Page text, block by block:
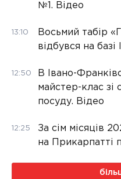
№1. Відео
13:10
Восьмий табір
відбувся на
12:50
В Івано-
майстер-клас зі
посуду. Відео
12:25
За сім місяців
на Прикарпатті